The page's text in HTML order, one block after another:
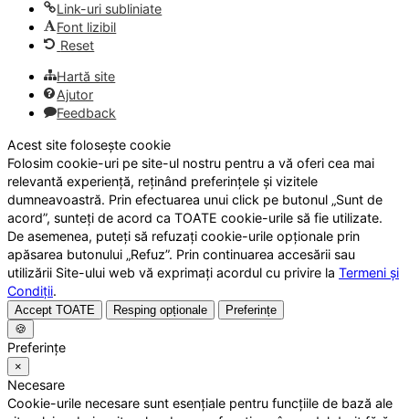
Link-uri subliniate
Font lizibil
Reset
Hartă site
Ajutor
Feedback
Acest site folosește cookie
Folosim cookie-uri pe site-ul nostru pentru a vă oferi cea mai
relevantă experiență, reținând preferințele și vizitele
dumneavoastră. Prin efectuarea unui click pe butonul „Sunt de
acord”, sunteți de acord ca TOATE cookie-urile să fie utilizate.
De asemenea, puteți să refuzați cookie-urile opționale prin
apăsarea butonului „Refuz”. Prin continuarea accesării sau
utilizării Site-ului web vă exprimați acordul cu privire la Termeni și
Condiții.
Accept TOATE Resping opționale
Preferințe
🍪
Preferințe
×
Necesare
Cookie-urile necesare sunt esențiale pentru funcțiile de bază ale